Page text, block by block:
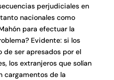
perjudiciales en
nacionales como
para efectuar la
Evidente: si los
de ser apresados por el
los extranjeros que solían
cargamentos de la